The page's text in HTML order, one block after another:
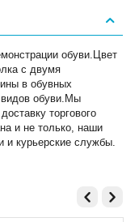
обуви.Цвет
с двумя
в обувных
видов обуви.Мы
торгового
и не только, наши
и курьерские службы.